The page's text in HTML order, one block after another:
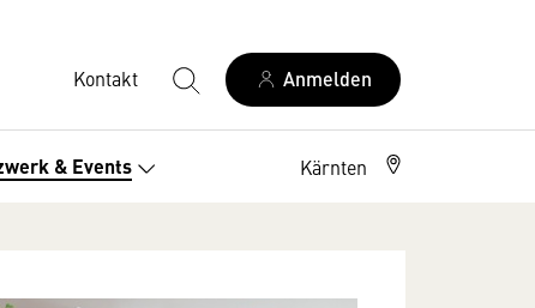
Kontakt Anmelden
& Events Kärnten